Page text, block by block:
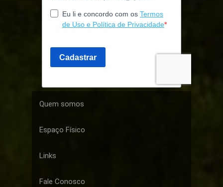
Quem somos
Espaço Físico
Links
Fale Conosco